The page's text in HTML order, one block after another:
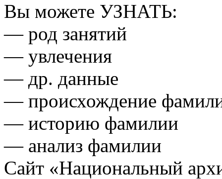
Вы можете УЗНАТЬ:
— род занятий
— увлечения
— др. данные
— происхождение
— историю фамилии
— анализ фамилии
Сайт «Национальный